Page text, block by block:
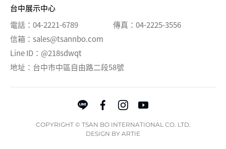
台中展示中心
電話
04-2221-6789 傳真
04-2225-3556
信箱
sales@tsannbo.com
Line ID
@218sdwqt
地址
台中市中區自由路二段58號
COPYRIGHT © TSAN BO INTERNATIONAL CO. LTD.
DESIGN BY ARTIE